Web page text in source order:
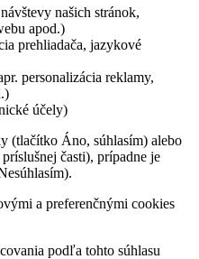
našich stránok,
apod.)
prehliadača, jazykové
personalizácia reklamy,
účely)
(tlačítko Áno, súhlasím) alebo
časti), prípadne je
a preferenčnými cookies
podľa tohto súhlasu